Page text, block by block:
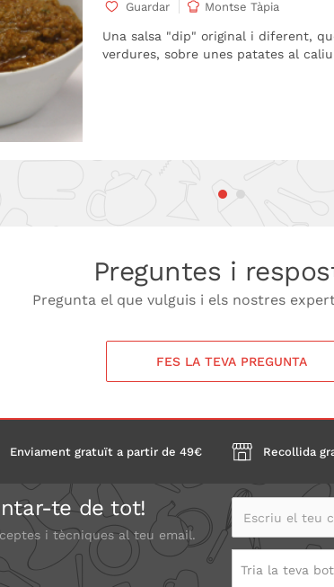
ceràmica artesanal formada per un equip de
per a la llar, elaborades a mà a Andalusia.
pintada a mà i pensada per a l’ús diari,
La seva filosofia aposta per la producció
pels detalls, donant lloc a peces duradores
o a la taula.
úniques i especials, i l’acabat final podria ser
Guardar Montse Tàpia
Una salsa "dip" original i diferent,
verdures, sobre unes patates al
Preguntes i
Pregunta el que vulguis i els nostres
FES LA TEVA PREGUNTA
Enviament gratuït a partir de 49€ Recollida
te de tot!
i tècniques al teu email.
Escriu el teu
Tria la teva botiga